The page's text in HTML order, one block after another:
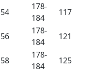
54
178-
184
117
56
178-
184
121
58
178-
184
125